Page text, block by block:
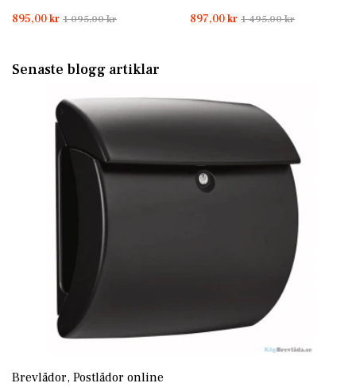
895,00 kr 1 095,00 kr 897,00 kr 1 495,00 kr
Senaste blogg artiklar
Brevlådor, Postlådor online